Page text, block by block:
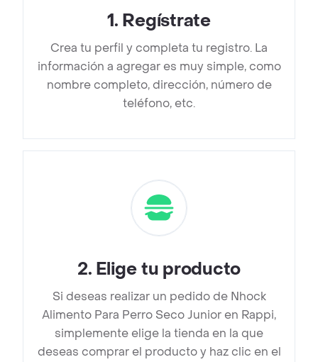
1. Regístrate
Crea tu perfil y completa tu registro. La
información a agregar es muy simple, como
nombre completo, dirección, número de
teléfono, etc.
2. Elige tu producto
Si deseas realizar un pedido de Nhock
Alimento Para Perro Seco Junior en Rappi,
simplemente elige la tienda en la que
deseas comprar el producto y haz clic en el